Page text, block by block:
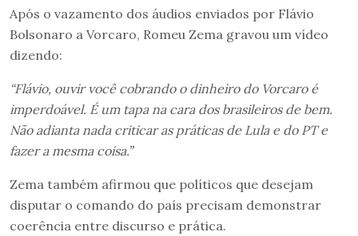
Após o vazamento dos áudios enviados por Flávio
Bolsonaro a Vorcaro, Romeu Zema gravou um vídeo
dizendo:
“Flávio, ouvir você cobrando o dinheiro do Vorcaro é
imperdoável. É um tapa na cara dos brasileiros de bem.
Não adianta nada criticar as práticas de Lula e do PT e
fazer a mesma coisa.”
Zema também afirmou que políticos que desejam
disputar o comando do país precisam demonstrar
coerência entre discurso e prática.